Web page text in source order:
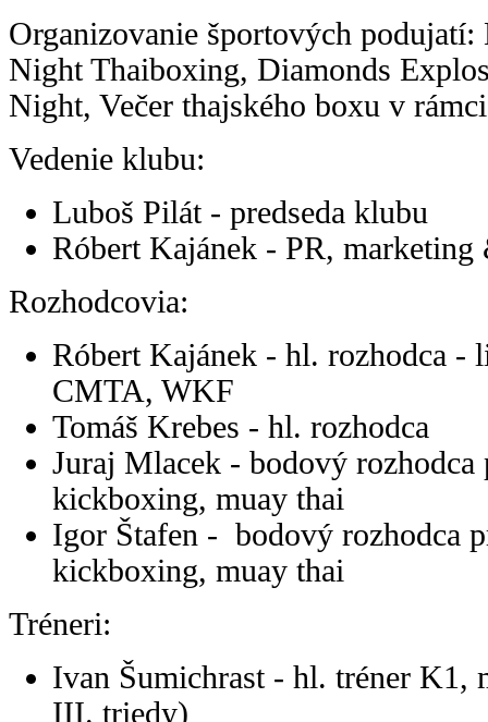
Organizovanie športových
Night Thaiboxing, Diamonds
Night, Večer thajského boxu v
Vedenie klubu:
Luboš Pilát - predseda klubu
Róbert Kajánek - PR, marketing
Rozhodcovia:
Róbert Kajánek - hl. rozhodca
CMTA, WKF
Tomáš Krebes - hl. rozhodca
Juraj Mlacek - bodový
kickboxing, muay thai
Igor Štafen - bodový rozhodca
kickboxing, muay thai
Tréneri:
Ivan Šumichrast - hl. tréner K1,
III. triedy)